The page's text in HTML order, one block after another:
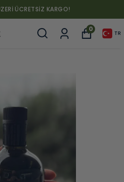
ÜCRETSIZ KARGO!
0
TR